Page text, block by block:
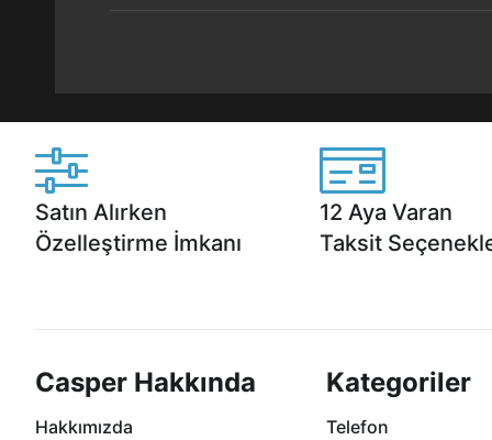
Satın Alırken
Özelleştirme İmkanı
12 Aya Varan
Taksit
Casper Hakkında
Hakkımızda
Kategoriler
Telefon